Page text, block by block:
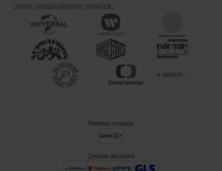
Jsme dodavatelem značek:
a dalších ...
Platební metody
Způsob doručení